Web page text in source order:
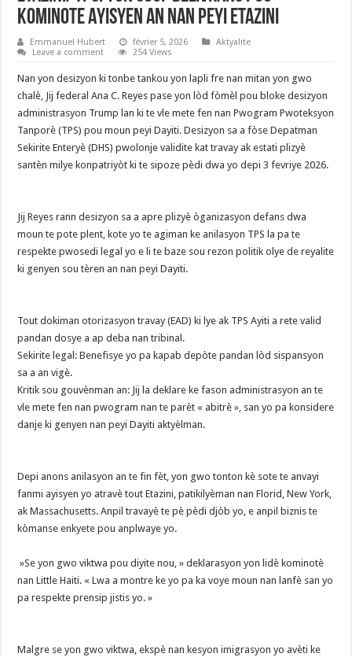
Kominote Ayisyen an nan peyi Etazini
Emmanuel Hubert février 5, 2026
Aktyalite
Leave a comment
254 Views
Nan yon desizyon ki tonbe tankou yon lapli fre nan mitan yon gwo
chalè, Jij federal Ana C. Reyes pase yon lòd fòmèl pou bloke desizyon
administrasyon Trump lan ki te vle mete fen nan Pwogram Pwoteksyon
Tanporè (TPS) pou moun peyi Dayiti. Desizyon sa a fòse Depatman
Sekirite Enteryè (DHS) pwolonje validite kat travay ak estati plizyè
santèn milye konpatriyòt ki te sipoze pèdi dwa yo depi 3 fevriye 2026.
‎​Jij Reyes rann desizyon sa a apre plizyè òganizasyon defans dwa
moun te pote plent, kote yo te agiman ke anilasyon TPS la pa te
respekte pwosedi legal yo e li te baze sou rezon politik olye de reyalite
ki genyen sou tèren an nan peyi Dayiti.
‎​Tout dokiman otorizasyon travay (EAD) ki lye ak TPS Ayiti a rete valid
pandan dosye a ap deba nan tribinal.
‎​Sekirite legal: Benefisye yo pa kapab depòte pandan lòd sispansyon
sa a an vigè.
‎​Kritik sou gouvènman an: Jij la deklare ke fason administrasyon an te
vle mete fen nan pwogram nan te parèt « abitrè », san yo pa konsidere
danje ki genyen nan peyi Dayiti aktyèlman.
‎​Depi anons anilasyon an te fin fèt, yon gwo tonton kè sote te anvayi
fanmi ayisyen yo atravè tout Etazini, patikilyèman nan Florid, New York,
ak Massachusetts. Anpil travayè te pè pèdi djòb yo, e anpil biznis te
kòmanse enkyete pou anplwaye yo.
‎​ »Se yon gwo viktwa pou diyite nou, » deklarasyon yon lidè kominotè
nan Little Haiti. « Lwa a montre ke yo pa ka voye moun nan lanfè san yo
pa respekte prensip jistis yo. »
‎​Malgre se yon gwo viktwa, ekspè nan kesyon imigrasyon yo avèti ke